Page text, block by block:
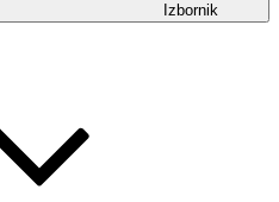
Izbornik